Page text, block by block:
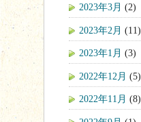
2023年3月 (2)
2023年2月 (11)
2023年1月 (3)
2022年12月 (5)
2022年11月 (8)